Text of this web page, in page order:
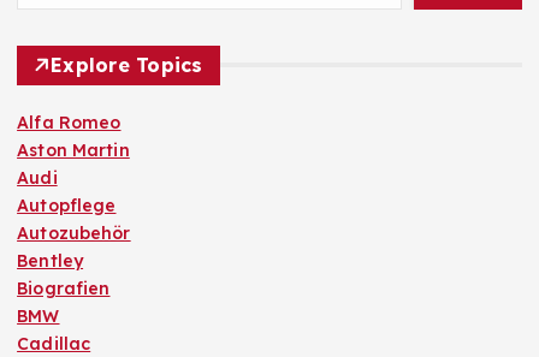
Explore Topics
Alfa Romeo
Aston Martin
Audi
Autopflege
Autozubehör
Bentley
Biografien
BMW
Cadillac